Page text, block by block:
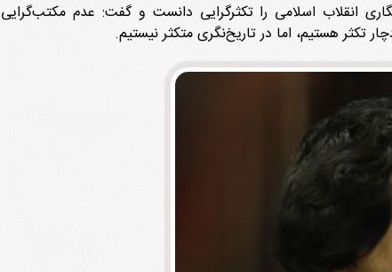
انقلاب اسلامی را تکثرگرایی دانست و گفت: عدم
هستیم، اما در تاریخ‌نگری متکثر نیستیم.